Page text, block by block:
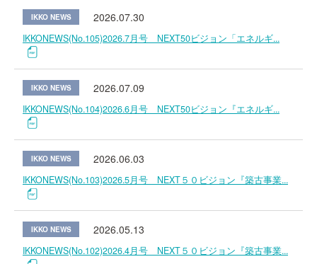
IKKO NEWS 2026.07.30
IKKONEWS(No.105)2026.7月号 NEXT50ビジョン「エネルギ...
IKKO NEWS 2026.07.09
IKKONEWS(No.104)2026.6月号 NEXT50ビジョン『エネルギ...
IKKO NEWS 2026.06.03
IKKONEWS(No.103)2026.5月号 NEXT５０ビジョン『築古事業...
IKKO NEWS 2026.05.13
IKKONEWS(No.102)2026.4月号 NEXT５０ビジョン『築古事業...